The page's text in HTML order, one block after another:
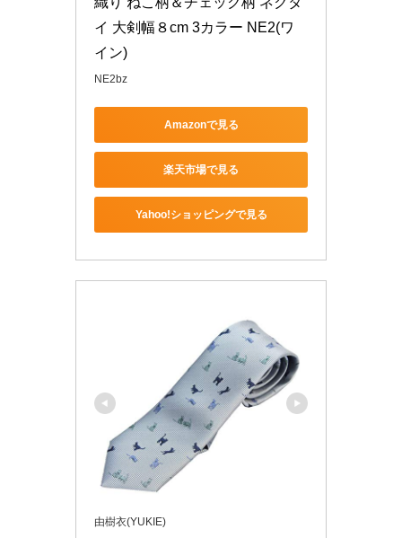
イ 大剣幅８cm 3カラー NE2(ワ
イン)
NE2bz
Amazonで見る
楽天市場で見る
Yahoo!ショッピングで見る
由樹衣(YUKIE)